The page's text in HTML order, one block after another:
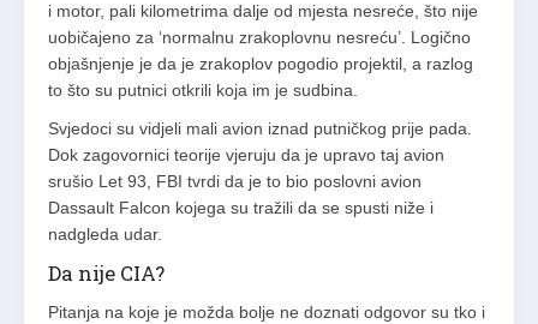
i motor, pali kilometrima dalje od mjesta nesreće, što nije
uobičajeno za ‘normalnu zrakoplovnu nesreću’. Logično
objašnjenje je da je zrakoplov pogodio projektil, a razlog
to što su putnici otkrili koja im je sudbina.
Svjedoci su vidjeli mali avion iznad putničkog prije pada.
Dok zagovornici teorije vjeruju da je upravo taj avion
srušio Let 93, FBI tvrdi da je to bio poslovni avion
Dassault Falcon kojega su tražili da se spusti niže i
nadgleda udar.
Da nije CIA?
Pitanja na koje je možda bolje ne doznati odgovor su tko i